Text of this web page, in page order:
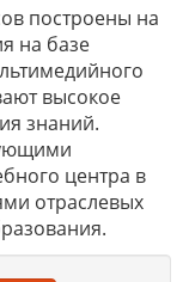
построены на
на базе
высокое
знаний.
центра в
отраслевых